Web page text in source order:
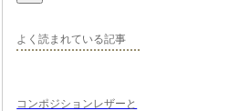
よく読まれている記事
コンポジションレザーと